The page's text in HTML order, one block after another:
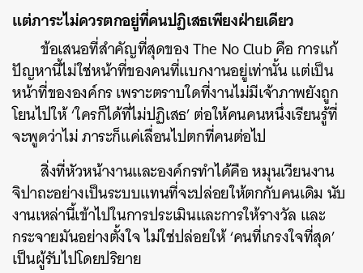
แต่ภาระไม่ควรตกอยู่ที่คนปฏิเสธเพียงฝ่ายเดียว
ข้อเสนอที่สำคัญที่สุดของ The No Club คือ การแก้
ปัญหานี้ไม่ใช่หน้าที่ของคนที่แบกงานอยู่เท่านั้น แต่เป็น
หน้าที่ขององค์กร เพราะตราบใดที่งานไม่มีเจ้าภาพยังถูก
โยนไปให้ ‘ใครก็ได้ที่ไม่ปฏิเสธ’ ต่อให้คนคนหนึ่งเรียนรู้ที่
จะพูดว่าไม่ ภาระก็แค่เลื่อนไปตกที่คนต่อไป
สิ่งที่หัวหน้างานและองค์กรทำได้คือ หมุนเวียนงาน
จิปาถะอย่างเป็นระบบแทนที่จะปล่อยให้ตกกับคนเดิม นับ
งานเหล่านี้เข้าไปในการประเมินและการให้รางวัล และ
กระจายมันอย่างตั้งใจ ไม่ใช่ปล่อยให้ ‘คนที่เกรงใจที่สุด’
เป็นผู้รับไปโดยปริยาย